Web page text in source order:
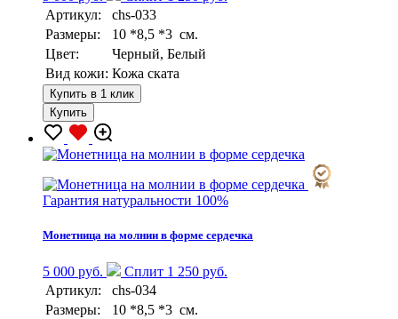
Артикул:
chs-033
Размеры:
10 *8,5 *3 см.
Цвет:
Черный, Белый
Вид кожи: Кожа ската
Купить в 1 клик
Купить
Гарантия натуральности 100%
Монетница на молнии в форме сердечка
5 000 руб.
Сплит 1 250 руб.
Артикул:
chs-034
Размеры:
10 *8,5 *3 см.